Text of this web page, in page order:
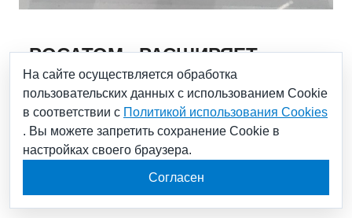
«РОСАТОМ» РАСШИРЯЕТ
ГЕОГРАФИЮ ПОСТАВОК
РАДИОФАРМАЦЕВТИЧЕСКИХ
ЛЕКАРСТВЕННЫХ ПРЕПАРАТОВ:
НАЧАТЫ РЕГУЛЯРНЫЕ
ПОСТАВКИ ПРЕПАРАТА НА
На сайте осуществляется обработка
пользовательских данных с использованием Cookie
в соответствии с Политикой использования Cookies
. Вы можете запретить сохранение Cookie в
настройках своего браузера.
Согласен